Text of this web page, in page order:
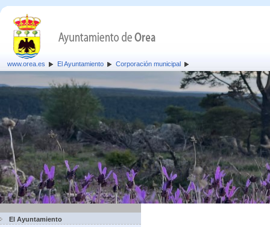
www.orea.es El Ayuntamiento Corporación municipal
El Ayuntamiento